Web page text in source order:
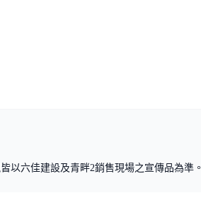
以六佳建設及青畔2銷售現場之宣傳品為準。